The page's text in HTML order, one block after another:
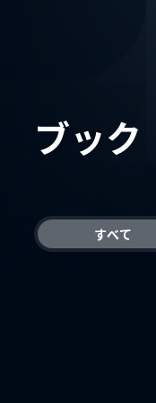
ブック
すべて